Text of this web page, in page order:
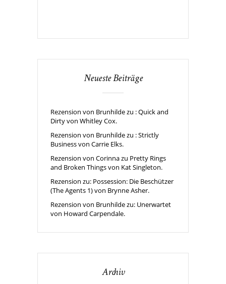
Neueste Beiträge
Rezension von Brunhilde zu : Quick and
Dirty von Whitley Cox.
Rezension von Brunhilde zu : Strictly
Business von Carrie Elks.
Rezension von Corinna zu Pretty Rings
and Broken Things von Kat Singleton.
Rezension zu: Possession: Die Beschützer
(The Agents 1) von Brynne Asher.
Rezension von Brunhilde zu: Unerwartet
von Howard Carpendale.
Archiv